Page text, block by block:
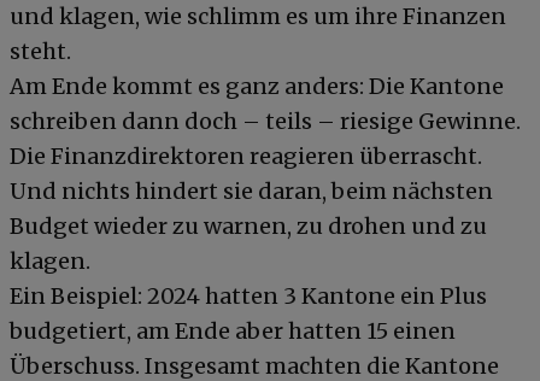
und klagen, wie schlimm es um ihre Finanzen
steht.
Am Ende kommt es ganz anders: Die Kantone
schreiben dann doch – teils – riesige Gewinne.
Die Finanzdirektoren reagieren überrascht.
Und nichts hindert sie daran, beim nächsten
Budget wieder zu warnen, zu drohen und zu
klagen.
Ein Beispiel: 2024 hatten 3 Kantone ein Plus
budgetiert, am Ende aber hatten 15 einen
Überschuss. Insgesamt machten die Kantone